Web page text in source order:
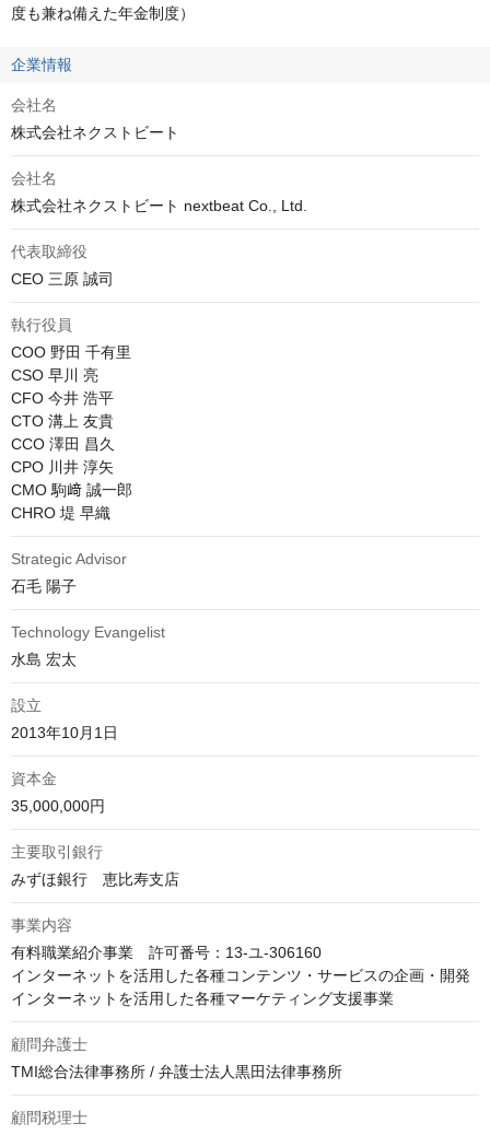
度も兼ね備えた年金制度）
企業情報
会社名
株式会社ネクストビート
会社名
株式会社ネクストビート nextbeat Co., Ltd.
代表取締役
CEO 三原 誠司
執行役員
COO 野田 千有里
CSO 早川 亮
CFO 今井 浩平
CTO 溝上 友貴
CCO 澤田 昌久
CPO 川井 淳矢
CMO 駒﨑 誠一郎
CHRO 堤 早織
Strategic Advisor
石毛 陽子
Technology Evangelist
水島 宏太
設立
2013年10月1日
資本金
35,000,000円
主要取引銀行
みずほ銀行　恵比寿支店
事業内容
有料職業紹介事業　許可番号：13-ユ-306160
インターネットを活用した各種コンテンツ・サービスの企画・開発
インターネットを活用した各種マーケティング支援事業
顧問弁護士
TMI総合法律事務所 / 弁護士法人黒田法律事務所
顧問税理士